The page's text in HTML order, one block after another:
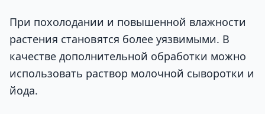
При похолодании и повышенной влажности
растения становятся более уязвимыми. В
качестве дополнительной обработки можно
использовать раствор молочной сыворотки и
йода.